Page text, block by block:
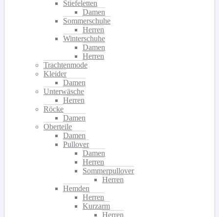
Stiefeletten
Damen
Sommerschuhe
Herren
Winterschuhe
Damen
Herren
Trachtenmode
Kleider
Damen
Unterwäsche
Herren
Röcke
Damen
Oberteile
Damen
Pullover
Damen
Herren
Sommerpullover
Herren
Hemden
Herren
Kurzarm
Herren